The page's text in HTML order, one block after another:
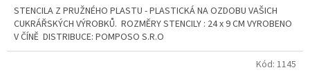
STENCILA Z PRUŽNÉHO PLASTU - PLASTICKÁ NA OZDOBU VAŠICH
CUKRÁŘSKÝCH VÝROBKŮ. ROZMĚRY STENCILY : 24 x 9 CM VYROBENO
V ČÍNĚ DISTRIBUCE: POMPOSO S.R.O
Kód: 1145